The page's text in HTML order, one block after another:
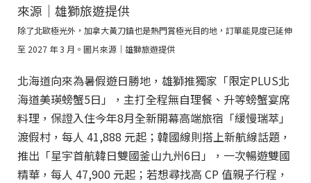
除了北歐極光外，加拿大黃刀鎮也是熱門賞極光目的地，訂單能見度已延伸
至 2027 年 3 月。圖片來源｜雄獅旅遊提供
北海道向來為暑假遊日勝地，雄獅推獨家「限定PLUS北
海道美瑛螃蟹5日」，主打全程無自理餐、升等螃蟹宴席
料理，保證入住今年8月全新開幕高端旅宿「緩慢瑞萃」
渡假村，每人 41,888 元起；韓國線則搭上新航線話題，
推出「星宇首航韓日雙國釜山九州6日」，一次暢遊雙國
精華，每人 47,900 元起；若想尋找高 CP 值親子行程，